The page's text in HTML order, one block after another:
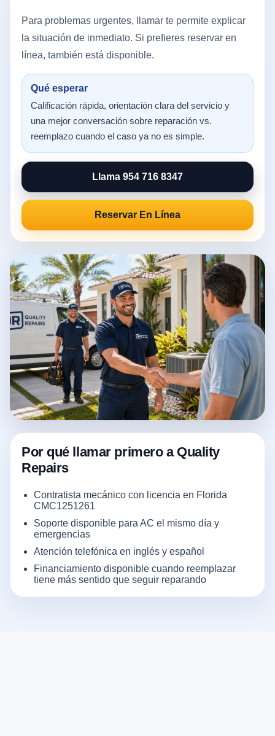
Para problemas urgentes, llamar te permite explicar
la situación de inmediato. Si prefieres reservar en
línea, también está disponible.
Qué esperar
Calificación rápida, orientación clara del servicio y
una mejor conversación sobre reparación vs.
reemplazo cuando el caso ya no es simple.
Llama 954 716 8347
Reservar En Línea
Por qué llamar primero a Quality
Repairs
Contratista mecánico con licencia en Florida
CMC1251261
Soporte disponible para AC el mismo día y
emergencias
Atención telefónica en inglés y español
Financiamiento disponible cuando reemplazar
tiene más sentido que seguir reparando